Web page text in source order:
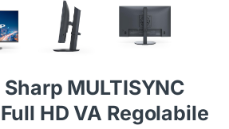
MULTISYNC
HD VA Regolabile